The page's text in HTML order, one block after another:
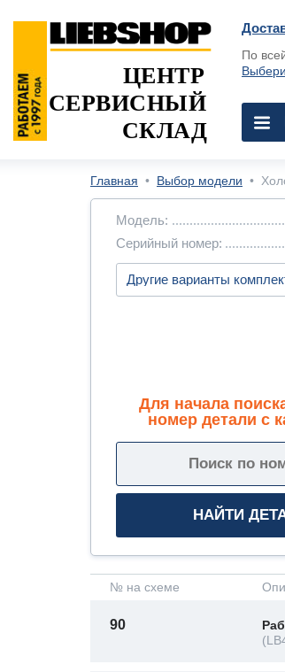
По
ЦЕНТР
СЕРВИСНЫЙ
СКЛАД
Главная • Выбор модели •
Модель:
Серийный номер:
Для начала
номер детали с
№ на схеме
90